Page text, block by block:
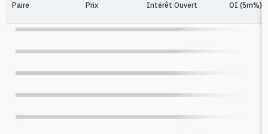
Paire Prix Intérêt Ouvert OI (5m%)